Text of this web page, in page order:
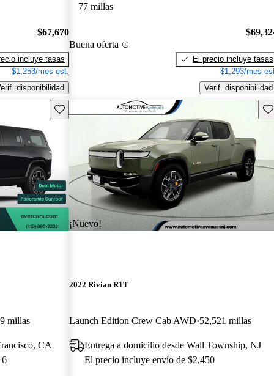
$67,670
incluye tasas
$1,253/mes est.
disponibilidad
77 millas
Buena oferta
El precio incluye tasas
$1,293/mes
Verif. disponibilidad
Guarda este Aviso
millas
CA
¡Nuevo!
2022 Rivian R1T
Launch Edition Crew Cab AWD 52,521 millas
Entrega a domicilio desde Wall Township, NJ
El precio incluye envío de $2,450